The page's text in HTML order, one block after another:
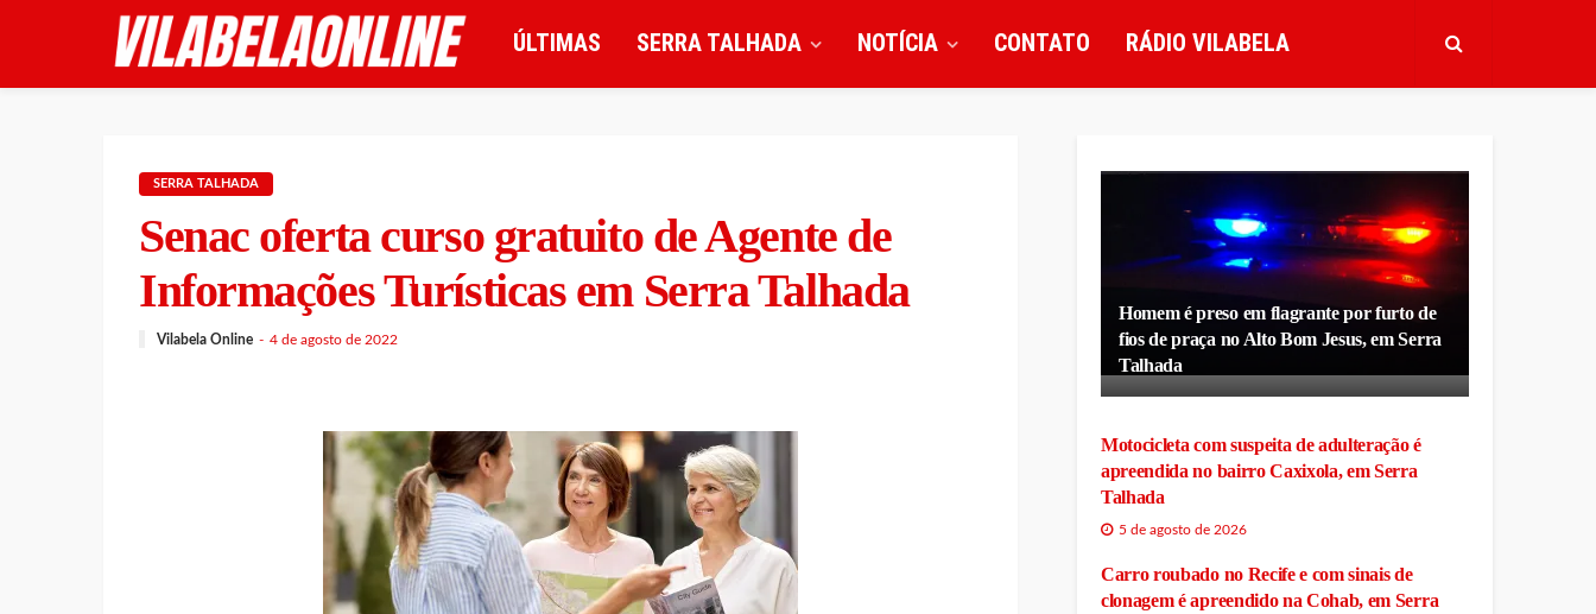
ÚLTIMAS SERRA TALHADA NOTÍCIA CONTATO RÁDIO VILABELA
SERRA TALHADA
Senac oferta curso gratuito de Agente de
Informações Turísticas em Serra Talhada
Vilabela Online 4 de agosto de 2022
Homem é preso em flagrante por furto de
fios de praça no Alto Bom Jesus, em Serra
Talhada
Motocicleta com suspeita de adulteração é
apreendida no bairro Caxixola, em Serra
Talhada
5 de agosto de 2026
Carro roubado no Recife e com sinais de
clonagem é apreendido na Cohab, em Serra